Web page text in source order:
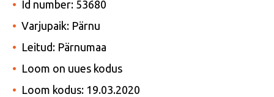
Id number: 53680
Varjupaik: Pärnu
Leitud: Pärnumaa
Loom on uues kodus
Loom kodus: 19.03.2020